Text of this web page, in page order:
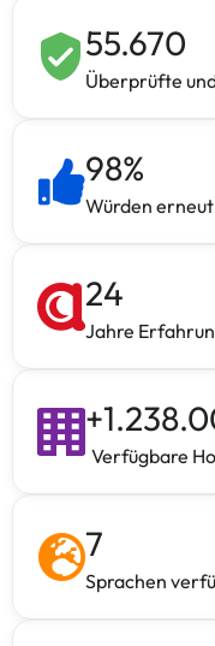
55.670
Überprüfte
98%
Würden
24
Jahre
+
Verfügbare
7
Sprachen